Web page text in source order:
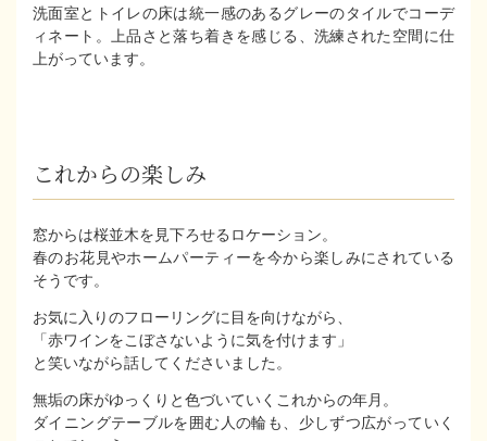
洗面室とトイレの床は統一感のあるグレーのタイルでコーデ
ィネート。上品さと落ち着きを感じる、洗練された空間に仕
上がっています。
これからの楽しみ
窓からは桜並木を見下ろせるロケーション。
春のお花見やホームパーティーを今から楽しみにされている
そうです。
お気に入りのフローリングに目を向けながら、
「赤ワインをこぼさないように気を付けます」
と笑いながら話してくださいました。
無垢の床がゆっくりと色づいていくこれからの年月。
ダイニングテーブルを囲む人の輪も、少しずつ広がっていく